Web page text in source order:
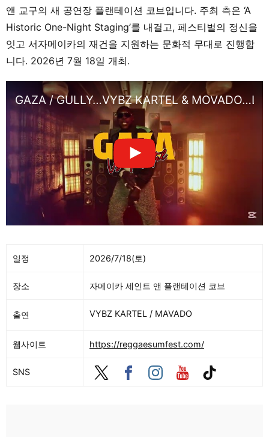
앤 교구의 새 공연장 플랜테이션 코브입니다. 주최 측은 ‘A
Historic One-Night Staging’를 내걸고, 페스티벌의 정신을
잇고 서자메이카의 재건을 지원하는 문화적 무대로 진행합
니다. 2026년 7월 18일 개최.
GAZA / GULLY…VYBZ KARTEL &
일정 2026/7/18(토)
장소 자메이카 세인트 앤 플랜테이션 코브
출연 VYBZ KARTEL / MAVADO
웹사이트 https://reggaesumfest.com/
SNS